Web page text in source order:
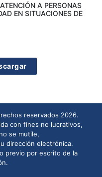
A PERSONAS
EN SITUACIONES DE
reservados 2026.
con fines no lucrativos,
se mutile,
dirección electrónica.
previo por escrito de la